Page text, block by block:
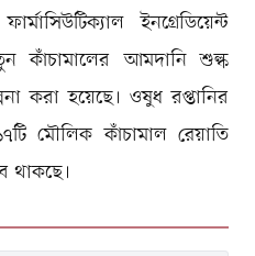
ইনগ্রেডিয়েন্ট
কাঁচামালের আমদানি শুল্ক
করা হয়েছে। ওষুধ রপ্তানির
মৌলিক কাঁচামাল রেয়াতি
থাকছে।